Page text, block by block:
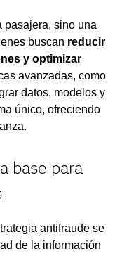
pasajera, sino una
buscan reducir
y optimizar
avanzadas, como
datos, modelos y
único, ofreciendo
base para
antifraude se
de la información